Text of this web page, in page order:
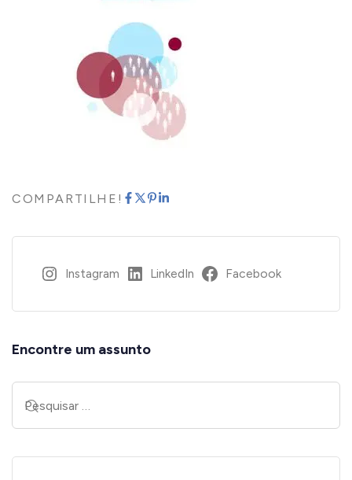
COMPARTILHE!
Instagram LinkedIn Facebook
Encontre um assunto